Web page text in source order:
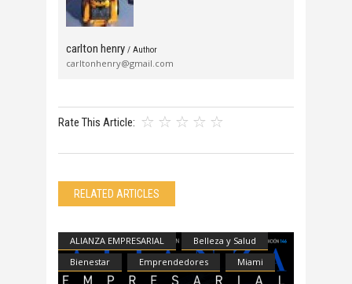
carlton henry / Author
carltonhenry@gmail.com
Rate This Article:
RELATED ARTICLES
ALIANZA EMPRESARIAL
Belleza y Salud
Bienestar
Emprendedores Miami